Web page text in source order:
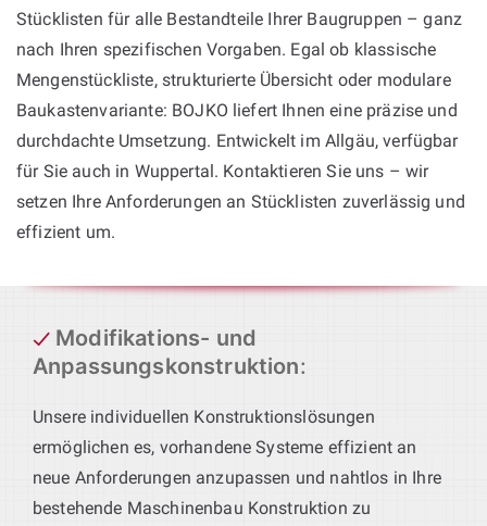
Stücklisten für alle Bestandteile Ihrer Baugruppen – ganz
nach Ihren spezifischen Vorgaben. Egal ob klassische
Mengenstückliste, strukturierte Übersicht oder modulare
Baukastenvariante: BOJKO liefert Ihnen eine präzise und
durchdachte Umsetzung. Entwickelt im Allgäu, verfügbar
für Sie auch in Wuppertal. Kontaktieren Sie uns – wir
setzen Ihre Anforderungen an Stücklisten zuverlässig und
effizient um.
Modifikations- und
Anpassungskonstruktion:
Unsere individuellen Konstruktionslösungen
ermöglichen es, vorhandene Systeme effizient an
neue Anforderungen anzupassen und nahtlos in Ihre
bestehende Maschinenbau Konstruktion zu